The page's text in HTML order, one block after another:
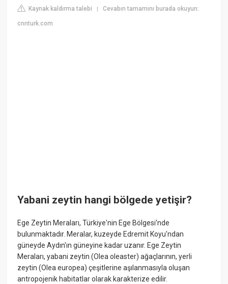
Kaynak kaldırma talebi |Cevabın tamamını burada okuyun:
cnnturk.com
Yabani zeytin hangi bölgede yetişir?
Ege Zeytin Meraları, Türkiye'nin Ege Bölgesi'nde
bulunmaktadır. Meralar, kuzeyde Edremit Koyu'ndan
güneyde Aydın'ın güneyine kadar uzanır. Ege Zeytin
Meraları, yabani zeytin (Olea oleaster) ağaçlarının, yerli
zeytin (Olea europea) çeşitlerine aşılanmasıyla oluşan
antropojenik habitatlar olarak karakterize edilir.